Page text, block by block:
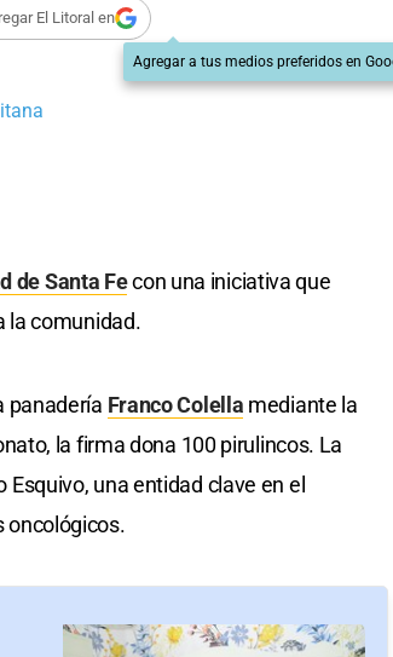
El Litoral en
Agregar a tus medios preferidos en
de Santa Fecon una iniciativa que
la comunidad.
panadería Franco Colella mediante la
la firma dona 100 pirulincos. La
una entidad clave en el
oncológicos.